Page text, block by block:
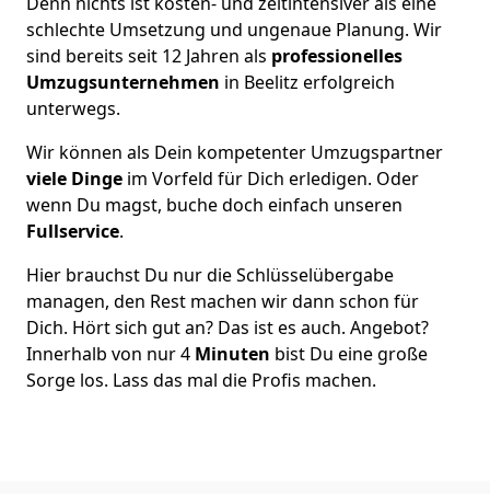
schlechte Umsetzung und ungenaue Planung. Wir
sind bereits seit 12 Jahren als professionelles
Umzugsunternehmen in Beelitz erfolgreich
unterwegs.
Wir können als Dein kompetenter Umzugspartner
viele Dinge im Vorfeld für Dich erledigen. Oder
wenn Du magst, buche doch einfach unseren
Fullservice.
Hier brauchst Du nur die Schlüsselübergabe
managen, den Rest machen wir dann schon für
Dich. Hört sich gut an? Das ist es auch. Angebot?
Innerhalb von nur 4 Minuten bist Du eine große
Sorge los. Lass das mal die Profis machen.